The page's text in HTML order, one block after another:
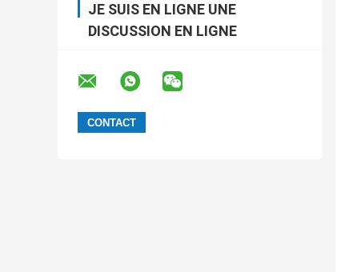
JE SUIS EN LIGNE UNE
DISCUSSION EN LIGNE